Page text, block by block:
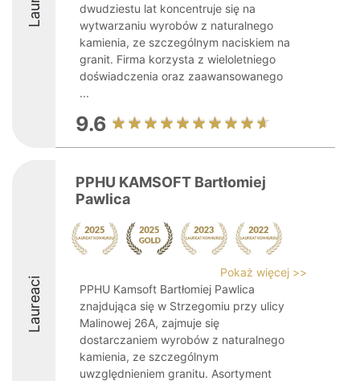
dwudziestu lat koncentruje się na
wytwarzaniu wyrobów z naturalnego
kamienia, ze szczególnym naciskiem na
granit. Firma korzysta z wieloletniego
doświadczenia oraz zaawansowanego
...
9.6
Laureaci
PPHU KAMSOFT Bartłomiej
Pawlica
Pokaż więcej >>
PPHU Kamsoft Bartłomiej Pawlica
znajdująca się w Strzegomiu przy ulicy
Malinowej 26A, zajmuje się
dostarczaniem wyrobów z naturalnego
kamienia, ze szczególnym
uwzględnieniem granitu. Asortyment